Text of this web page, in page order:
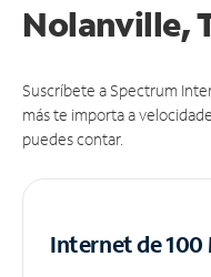
Nolanville,
Suscríbete a Spectrum
más te importa a
puedes contar.
Internet de 100